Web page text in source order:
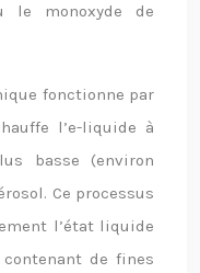
le monoxyde de
fonctionne par
l’e-liquide à
basse (environ
Ce processus
l’état liquide
de fines